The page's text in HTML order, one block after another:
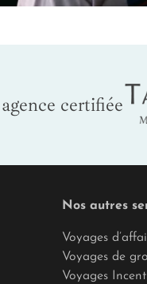
certifiée
Nos autres
Voyages
Voyages de
Voyages